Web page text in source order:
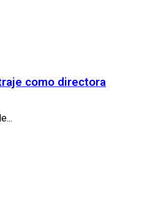
como directora